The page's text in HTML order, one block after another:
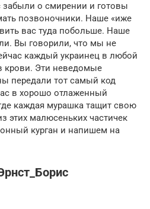
о смирении и готовы
позвоночники. Наше «иже
вас туда побольше. Наше
Вы говорили, что мы не
каждый украинец в любой
крови. Эти неведомые
передали тот самый код
в хорошо отлаженный
каждая мурашка тащит свою
этих малюсеньких частичек
курган и напишем на